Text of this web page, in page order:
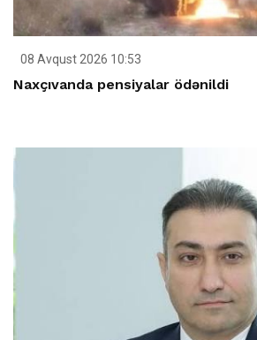
08 Avqust 2026 10:53
Naxçıvanda pensiyalar ödənildi